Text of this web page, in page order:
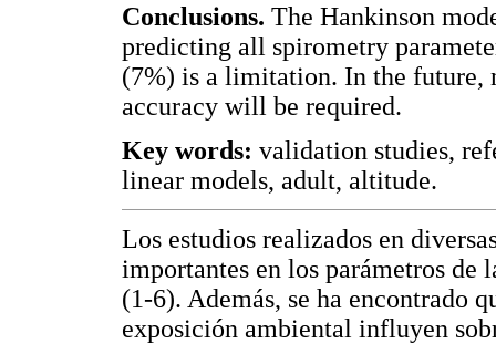
Conclusions. The Hankinson
predicting all spirometry
(7%) is a limitation. In the future,
accuracy will be required.
Key words: validation studies,
linear models, adult, altitude.
Los estudios realizados en
importantes en los parámetros de
(1-6). Además, se ha encontrado
exposición ambiental influyen